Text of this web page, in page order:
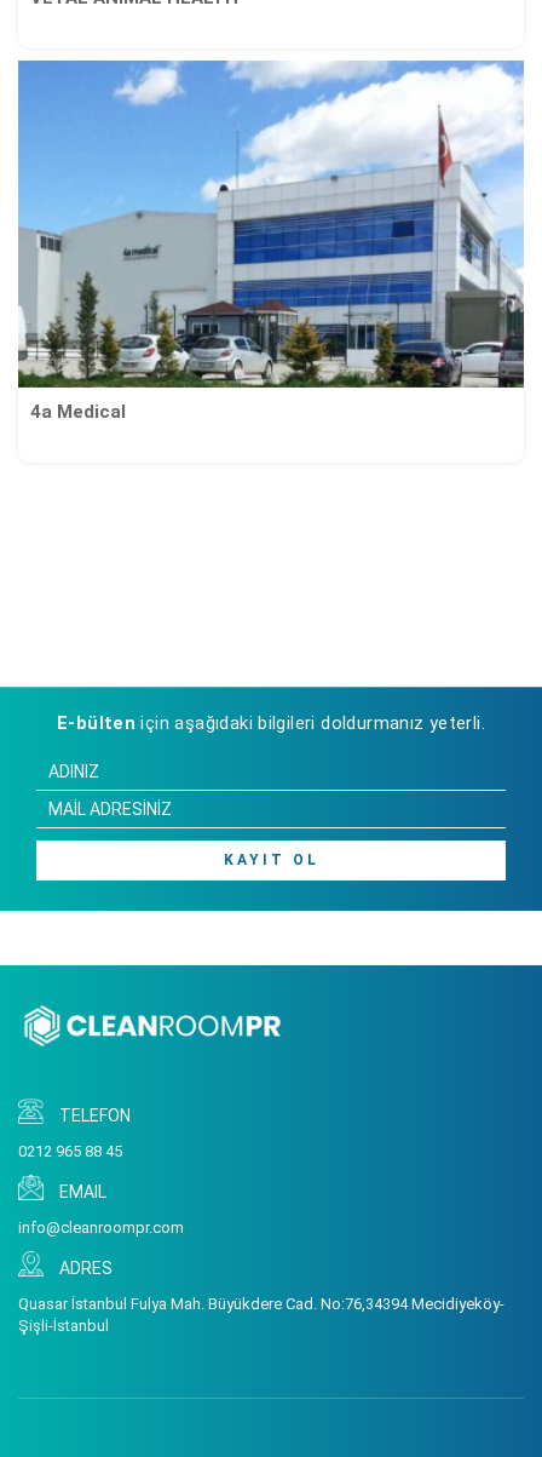
4a Medical
E-bülten için aşağıdaki bilgileri doldurmanız yeterli.
KAYIT OL
TELEFON
0212 965 88 45
EMAIL
info@cleanroompr.com
ADRES
Quasar İstanbul Fulya Mah. Büyükdere Cad. No:76,34394 Mecidiyeköy-
Şişli-İstanbul